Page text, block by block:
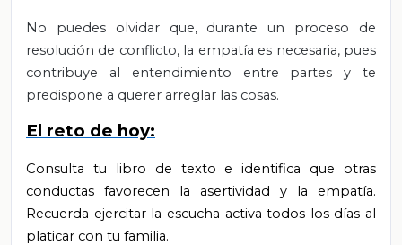
No puedes olvidar que, durante un proceso de
resolución de conflicto, la empatía es necesaria, pues
contribuye al entendimiento entre partes y te
predispone a querer arreglar las cosas.
El reto de hoy:
Consulta tu libro de texto e identifica que otras
conductas favorecen la asertividad y la empatía.
Recuerda ejercitar la escucha activa todos los días al
platicar con tu familia.